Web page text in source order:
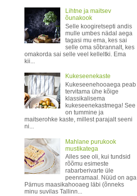
Lihtne ja maitsev
õunakook
Selle koogiretsepti andis
mulle umbes nädal aega
tagasi mu ema, kes sai
selle oma sõbrannalt, kes
omakorda sai selle veel kelleltki. Ema
kii...
Kukeseenekaste
Kukeseenehooaega peab
tervitama ühe kõige
klassikalisema
kukeseenekastmega! See
on tummine ja
maitserohke kaste, millest parajalt seeni
ni...
Mahlane purukook
mustikatega
Alles see oli, kui tundsid
rõõmu esimeste
rabarberivarte üle
peenramaal. Nüüd on aga
Pärnus maasikahooaeg läbi (õnneks
minu suvilas Tallinn...